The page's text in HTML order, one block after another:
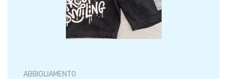
ABBIGLIAMENTO